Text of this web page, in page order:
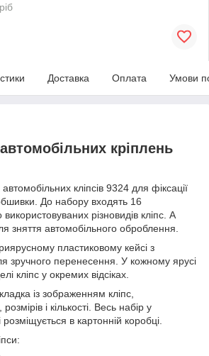
Доставка Оплата Умови
кріплень
кліпсів 9324 для фіксації
До набору входять 16
різновидів кліпс. А
зняття автомобільного оброблення.
пластиковому кейсі з
зручного перенесення. У кожному ярусі
кліпс у окремих відсіках.
із зображенням кліпс,
і кількості. Весь набір у
в картонній коробці.